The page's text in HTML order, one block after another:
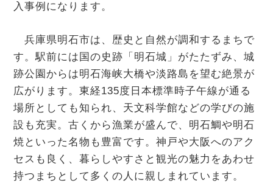
入事例になります。
兵庫県明石市は、歴史と自然が調和するまちで
す。駅前には国の史跡「明石城」がたたずみ、城
跡公園からは明石海峡大橋や淡路島を望む絶景が
広がります。東経135度日本標準時子午線が通る
場所としても知られ、天文科学館などの学びの施
設も充実。古くから漁業が盛んで、明石鯛や明石
焼といった名物も豊富です。神戸や大阪へのアク
セスも良く、暮らしやすさと観光の魅力をあわせ
持つまちとして多くの人に親しまれています。